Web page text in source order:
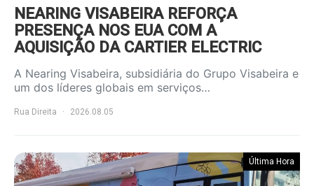
NEARING VISABEIRA REFORÇA
PRESENÇA NOS EUA COM A
AQUISIÇÃO DA CARTIER ELECTRIC
A Nearing Visabeira, subsidiária do Grupo Visabeira e
um dos líderes globais em serviços…
Rua Direita 2026.08.05
Última Hora